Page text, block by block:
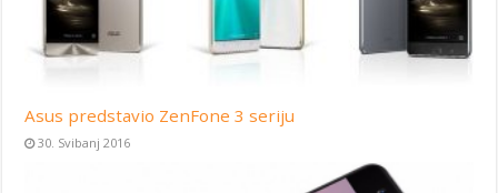
Asus predstavio ZenFone 3 seriju
30. Svibanj 2016